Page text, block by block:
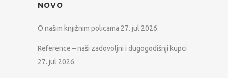
NOVO
O našim knjižnim policama 27. jul 2026.
Reference – naši zadovoljni i dugogodišnji kupci
27. jul 2026.